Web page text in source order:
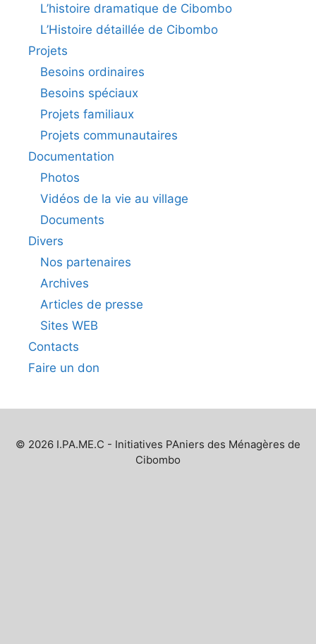
L’histoire dramatique de Cibombo
L’Histoire détaillée de Cibombo
Projets
Besoins ordinaires
Besoins spéciaux
Projets familiaux
Projets communautaires
Documentation
Photos
Vidéos de la vie au village
Documents
Divers
Nos partenaires
Archives
Articles de presse
Sites WEB
Contacts
Faire un don
© 2026 I.PA.ME.C - Initiatives PAniers des Ménagères de
Cibombo